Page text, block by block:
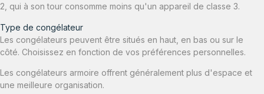
2, qui à son tour consomme moins qu'un appareil de classe 3.
Type de congélateur
Les congélateurs peuvent être situés en haut, en bas ou sur le
côté. Choisissez en fonction de vos préférences personnelles.
Les congélateurs armoire offrent généralement plus d'espace et
une meilleure organisation.